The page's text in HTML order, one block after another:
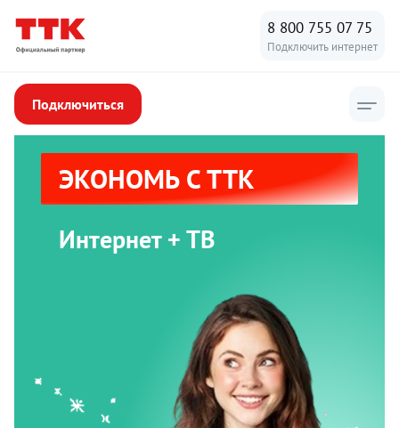
8 800 755 07 75
Подключить интернет
Подключиться
ЭКОНОМЬ С ТТК
Интернет + ТВ